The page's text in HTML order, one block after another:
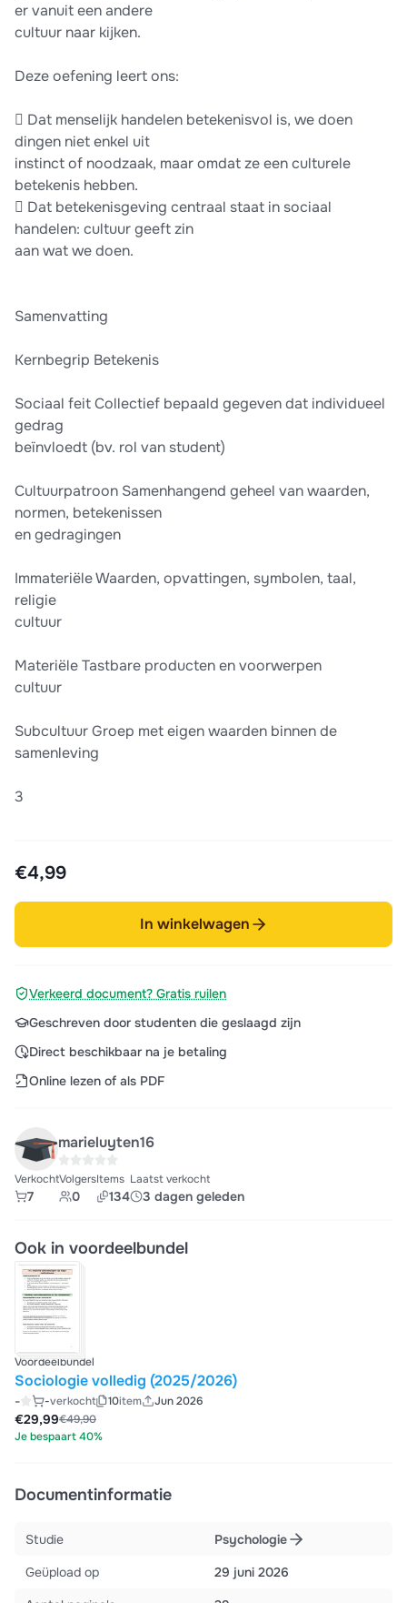
er vanuit een andere
cultuur naar kijken.
Deze oefening leert ons:
 Dat menselijk handelen betekenisvol is, we doen
dingen niet enkel uit
instinct of noodzaak, maar omdat ze een culturele
betekenis hebben.
 Dat betekenisgeving centraal staat in sociaal
handelen: cultuur geeft zin
aan wat we doen.
Samenvatting
Kernbegrip Betekenis
Sociaal feit Collectief bepaald gegeven dat individueel
gedrag
beïnvloedt (bv. rol van student)
Cultuurpatroon Samenhangend geheel van waarden,
normen, betekenissen
en gedragingen
Immateriële Waarden, opvattingen, symbolen, taal,
religie
cultuur
Materiële Tastbare producten en voorwerpen
cultuur
Subcultuur Groep met eigen waarden binnen de
samenleving
3
€4,99
In winkelwagen
Verkeerd document? Gratis ruilen
Geschreven door studenten die geslaagd zijn
Direct beschikbaar na je betaling
Online lezen of als PDF
marieluyten16
Verkocht
7
Volgers
0
Items
134
Laatst verkocht
3 dagen geleden
Ook in voordeelbundel
Voordeelbundel
Sociologie volledig (2025/2026)
- -verkocht 10item
Jun 2026
€49,90
€29,99
Je bespaart 40%
Documentinformatie
Studie
Psychologie
Geüpload op
29 juni 2026